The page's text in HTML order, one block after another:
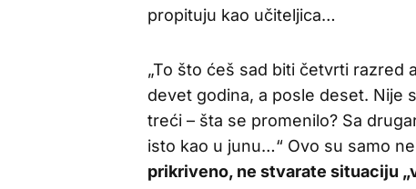
propituju kao učiteljica…
„To što ćeš sad biti četvrti razred
devet godina, a posle deset. Nije
treći – šta se promenilo? Sa
isto kao u junu…“ Ovo su samo
prikriveno, ne stvarate situaciju